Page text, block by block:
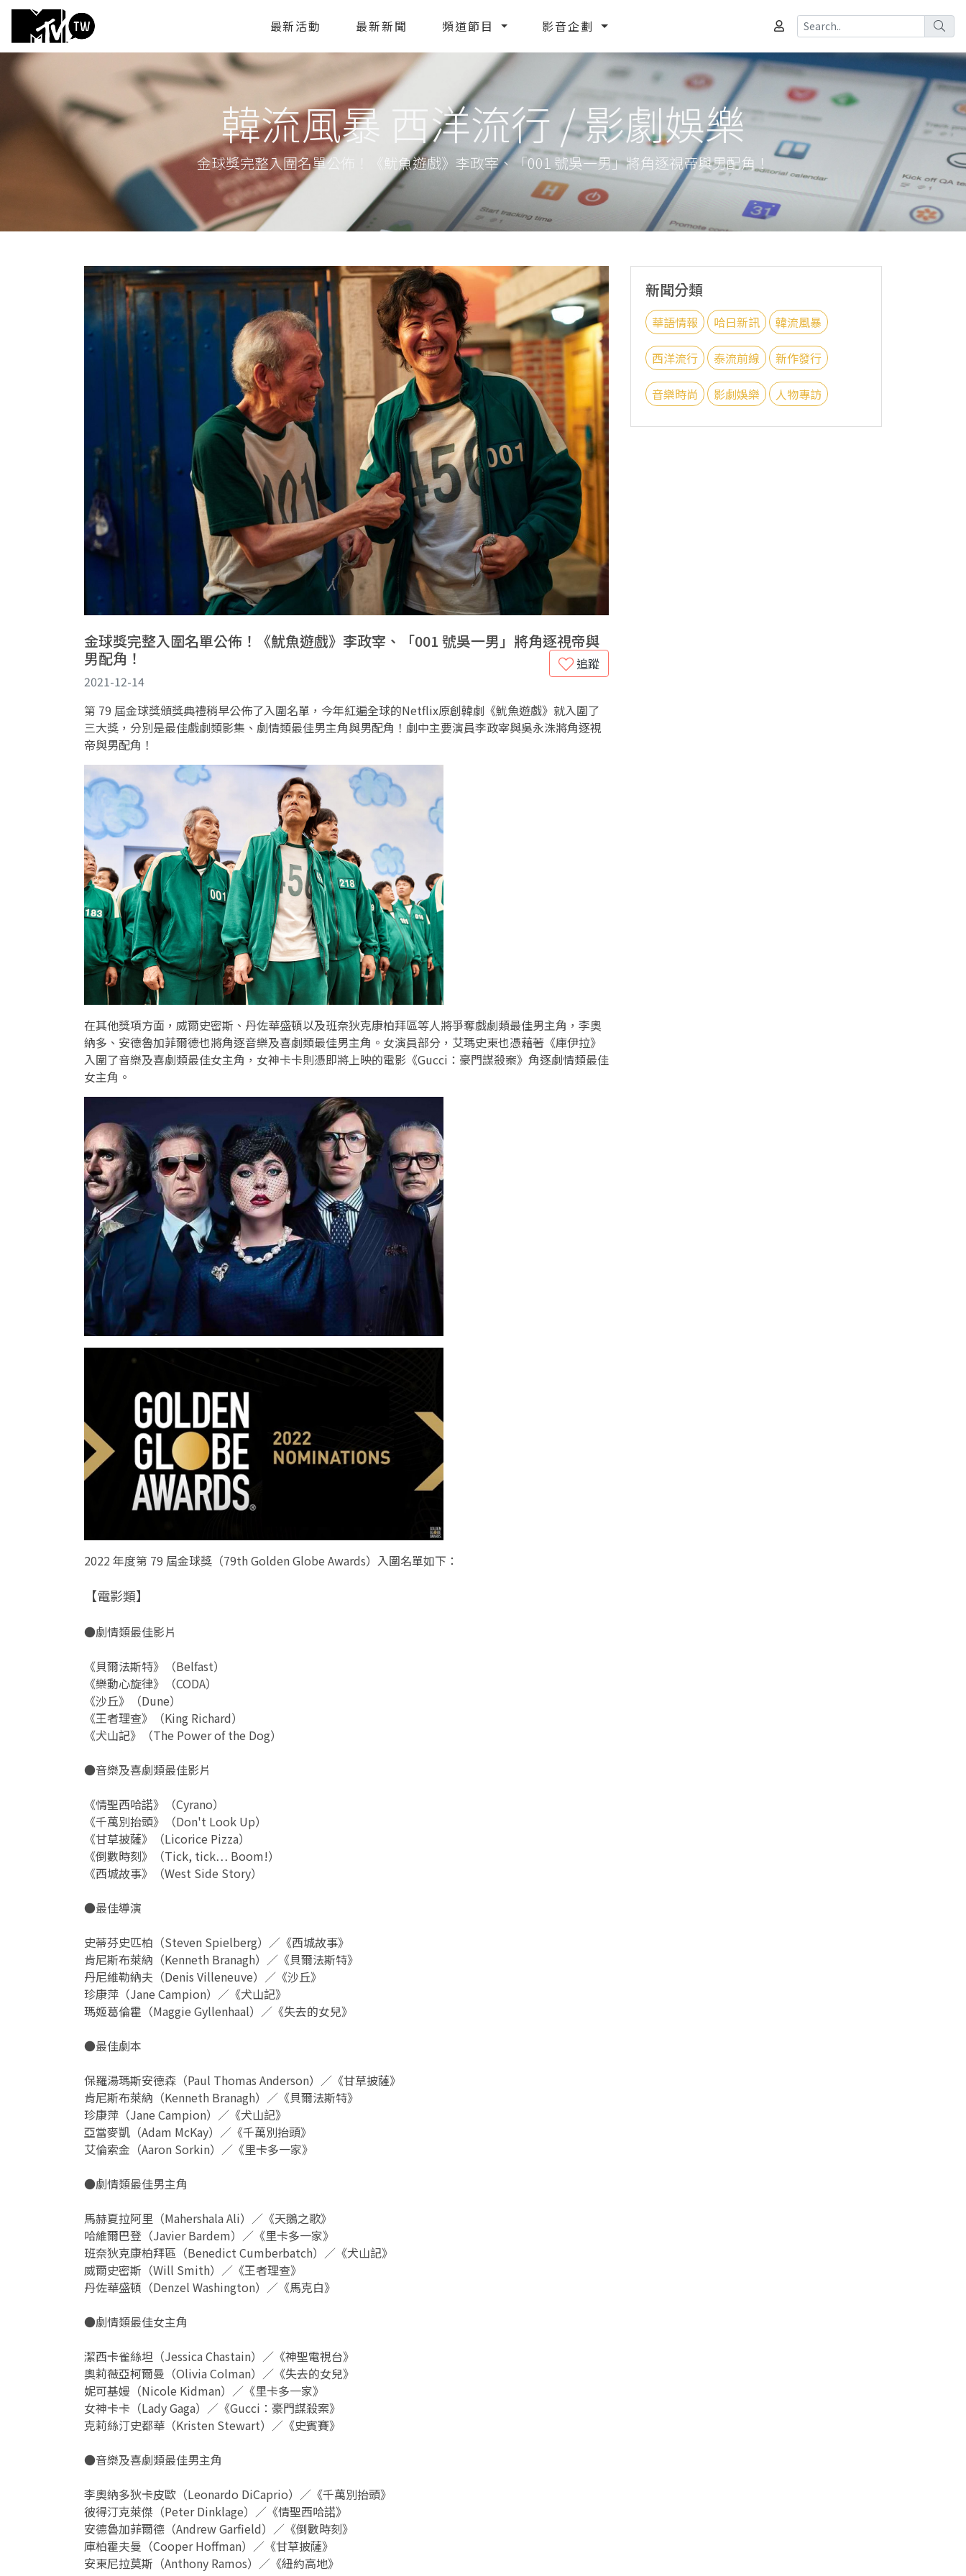
最新活動 最新新聞 頻道節目 影音企劃
韓流風暴 西洋流行 / 影劇娛樂
金球獎完整入圍名單公佈！《魷魚遊戲》李政宰、「001 號吳一男」將角逐視帝與男配角！
金球獎完整入圍名單公佈！《魷魚遊戲》李政宰、「001 號吳一男」將角逐視帝與
男配角！
追蹤
2021-12-14
第 79 屆金球獎頒獎典禮稍早公佈了入圍名單，今年紅遍全球的Netflix原創韓劇《魷魚遊戲》就入圍了
三大獎，分別是最佳戲劇類影集、劇情類最佳男主角與男配角！劇中主要演員李政宰與吳永洙將角逐視
帝與男配角！
在其他獎項方面，威爾史密斯、丹佐華盛頓以及班奈狄克康柏拜區等人將爭奪戲劇類最佳男主角，李奧
納多、安德魯加菲爾德也將角逐音樂及喜劇類最佳男主角。女演員部分，艾瑪史東也憑藉著《庫伊拉》
入圍了音樂及喜劇類最佳女主角，女神卡卡則憑即將上映的電影《Gucci：豪門謀殺案》角逐劇情類最佳
女主角。
2022 年度第 79 屆金球獎（79th Golden Globe Awards）入圍名單如下：
【電影類】
●劇情類最佳影片
《貝爾法斯特》（Belfast）
《樂動心旋律》（CODA）
《沙丘》（Dune）
《王者理查》（King Richard）
《犬山記》（The Power of the Dog）
●音樂及喜劇類最佳影片
《情聖西哈諾》（Cyrano）
《千萬別抬頭》（Don't Look Up）
《甘草披薩》（Licorice Pizza）
《倒數時刻》（Tick, tick… Boom!）
《西城故事》（West Side Story）
●最佳導演
史蒂芬史匹柏（Steven Spielberg）／《西城故事》
肯尼斯布萊納（Kenneth Branagh）／《貝爾法斯特》
丹尼維勒納夫（Denis Villeneuve）／《沙丘》
珍康萍（Jane Campion）／《犬山記》
瑪姬葛倫霍（Maggie Gyllenhaal）／《失去的女兒》
●最佳劇本
保羅湯瑪斯安德森（Paul Thomas Anderson）／《甘草披薩》
肯尼斯布萊納（Kenneth Branagh）／《貝爾法斯特》
珍康萍（Jane Campion）／《犬山記》
亞當麥凱（Adam McKay）／《千萬別抬頭》
艾倫索金（Aaron Sorkin）／《里卡多一家》
●劇情類最佳男主角
馬赫夏拉阿里（Mahershala Ali）／《天鵝之歌》
哈維爾巴登（Javier Bardem）／《里卡多一家》
班奈狄克康柏拜區（Benedict Cumberbatch）／《犬山記》
威爾史密斯（Will Smith）／《王者理查》
丹佐華盛頓（Denzel Washington）／《馬克白》
●劇情類最佳女主角
潔西卡雀絲坦（Jessica Chastain）／《神聖電視台》
奧莉薇亞柯爾曼（Olivia Colman）／《失去的女兒》
妮可基嫚（Nicole Kidman）／《里卡多一家》
女神卡卡（Lady Gaga）／《Gucci：豪門謀殺案》
克莉絲汀史都華（Kristen Stewart）／《史賓賽》
●音樂及喜劇類最佳男主角
李奧納多狄卡皮歐（Leonardo DiCaprio）／《千萬別抬頭》
彼得汀克萊傑（Peter Dinklage）／《情聖西哈諾》
安德魯加菲爾德（Andrew Garfield）／《倒數時刻》
庫柏霍夫曼（Cooper Hoffman）／《甘草披薩》
安東尼拉莫斯（Anthony Ramos）／《紐約高地》
新聞分類
華語情報 哈日新訊 韓流風暴
西洋流行 泰流前線 新作發行
音樂時尚 影劇娛樂 人物專訪